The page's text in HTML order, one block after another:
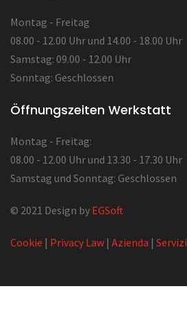
Montag - Freitag
08.00 - 12.00 Uhr und 14.00 - 18.00 Uhr
Samstag: 09.00 - 12.00 Uhr
Sonntag: Geschlossen
Öffnungszeiten Werkstatt
Montag - Freitag:
08.00 - 12.00 Uhr und 13.30 - 17.30 Uhr
Samstag und Sonntag: Geschlossen
© 2021 Design by EGSoft
Cookie | Privacy Law | Azienda | Servizi